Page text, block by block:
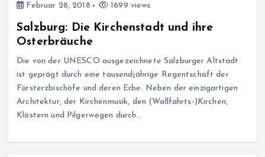
Februar 28, 2018
1699 views
Salzburg: Die Kirchenstadt und ihre
Osterbräuche
Die von der UNESCO ausgezeichnete Salzburger Altstadt
ist geprägt durch eine tausendjährige Regentschaft der
Fürsterzbischöfe und deren Erbe. Neben der einzigartigen
Architektur, der Kirchenmusik, den (Wallfahrts-)Kirchen,
Klöstern und Pilgerwegen durch…